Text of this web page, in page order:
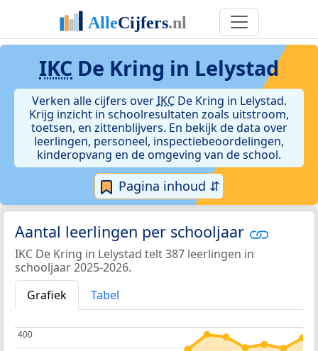
IKC De Kring in Lelystad
Verken alle cijfers overIKCDe Kring in Lelystad.
Krijg inzicht in schoolresultaten zoals uitstroom,
toetsen, en zittenblijvers. En bekijk de data over
leerlingen, personeel, inspectiebeoordelingen,
kinderopvang en de omgeving van de school.
Pagina inhoud ⇵
Aantal leerlingen per schooljaar
IKC De Kring in Lelystad telt 387 leerlingen in
schooljaar 2025-2026.
Grafiek
Tabel
400
400